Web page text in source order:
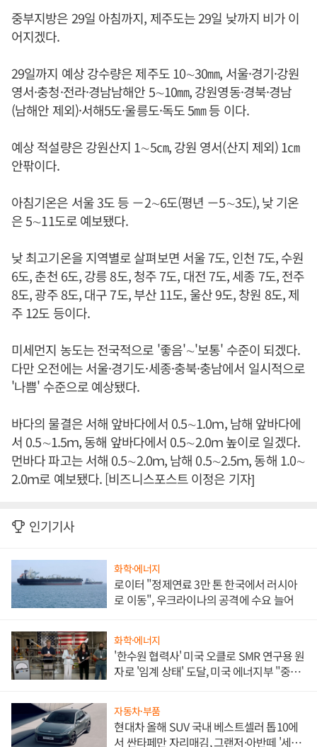
중부지방은 29일 아침까지, 제주도는 29일 낮까지 비가 이
어지겠다.
29일까지 예상 강수량은 제주도 10∼30㎜, 서울·경기·강원
영서·충청·전라·경남남해안 5∼10㎜, 강원영동·경북·경남
(남해안 제외)·서해5도·울릉도·독도 5㎜ 등 이다.
예상 적설량은 강원산지 1∼5㎝, 강원 영서(산지 제외) 1㎝
안팎이다.
아침기온은 서울 3도 등 －2∼6도(평년 －5∼3도), 낮 기온
은 5∼11도로 예보됐다.
낮 최고기온을 지역별로 살펴보면 서울 7도, 인천 7도, 수원
6도, 춘천 6도, 강릉 8도, 청주 7도, 대전 7도, 세종 7도, 전주
8도, 광주 8도, 대구 7도, 부산 11도, 울산 9도, 창원 8도, 제
주 12도 등이다.
미세먼지 농도는 전국적으로 '좋음'∼'보통' 수준이 되겠다.
다만 오전에는 서울·경기도·세종·충북·충남에서 일시적으로
'나쁨' 수준으로 예상됐다.
바다의 물결은 서해 앞바다에서 0.5∼1.0ｍ, 남해 앞바다에
서 0.5∼1.5ｍ, 동해 앞바다에서 0.5∼2.0ｍ 높이로 일겠다.
먼바다 파고는 서해 0.5∼2.0ｍ, 남해 0.5∼2.5ｍ, 동해 1.0∼
2.0ｍ로 예보됐다. [비즈니스포스트 이정은 기자]
인기기사
화학·에너지
로이터 "정제연료 3만 톤 한국에서 러시아
로 이동", 우크라이나의 공격에 수요 늘어
화학·에너지
'한수원 협력사' 미국 오클로 SMR 연구용 원
자로 '임계 상태' 도달, 미국 에너지부 "중요
자동차·부품
현대차 올해 SUV 국내 베스트셀러 톱10에
서 싼타페만 자리매김, 그랜저·아반떼 '세단